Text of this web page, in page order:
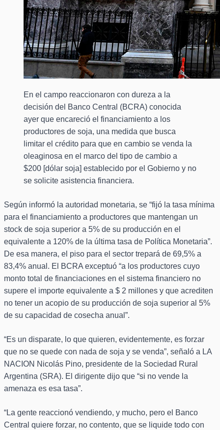
En el campo reaccionaron con dureza a la
decisión del Banco Central (BCRA) conocida
ayer que encareció el financiamiento a los
productores de soja, una medida que busca
limitar el crédito para que en cambio se venda la
oleaginosa en el marco del tipo de cambio a
$200 [dólar soja] establecido por el Gobierno y no
se solicite asistencia financiera.
Según informó la autoridad monetaria, se “fijó la tasa mínima
para el financiamiento a productores que mantengan un
stock de soja superior a 5% de su producción en el
equivalente a 120% de la última tasa de Política Monetaria”.
De esa manera, el piso para el sector trepará de 69,5% a
83,4% anual. El BCRA exceptuó “a los productores cuyo
monto total de financiaciones en el sistema financiero no
supere el importe equivalente a $ 2 millones y que acrediten
no tener un acopio de su producción de soja superior al 5%
de su capacidad de cosecha anual”.
“Es un disparate, lo que quieren, evidentemente, es forzar
que no se quede con nada de soja y se venda”, señaló a LA
NACION Nicolás Pino, presidente de la Sociedad Rural
Argentina (SRA). El dirigente dijo que “si no vende la
amenaza es esa tasa”.
“La gente reaccionó vendiendo, y mucho, pero el Banco
Central quiere forzar, no contento, que se liquide todo con